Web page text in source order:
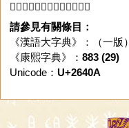
「𦐊」字未收錄於本資料庫。
請參見有關條目：
《漢語大字典》：（一版）
《康熙字典》： 883 (29)
Unicode： U+2640A